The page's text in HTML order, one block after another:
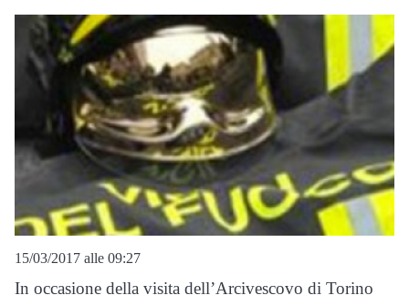
15/03/2017 alle 09:27
In occasione della visita dell’Arcivescovo di Torino